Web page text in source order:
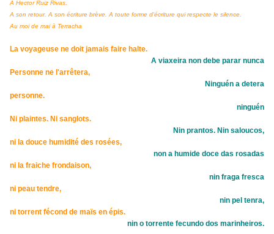
A Hector Ruiz Rivas,
A son retour. A son écriture brève. A toute forme d'écriture qui respecte le silence.
Au moi de mai à Terracha
La voyageuse ne doit jamais faire halte.
A viaxeira non debe parar nunca
Personne ne l'arrêtera,
Ninguén a detera
personne.
ninguén
Ni plaintes. Ni sanglots.
Nin prantos. Nin saloucos,
ni la douce humidité des rosées,
non a humide doce das rosadas
ni la fraiche frondaison,
nin fraga fresca
ni peau tendre,
nin pel tenra,
ni torrent fécond de maïs en épis.
nin o torrente fecundo dos marinheiros.